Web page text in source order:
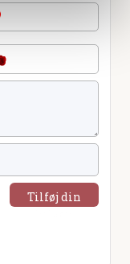
Tilføj din